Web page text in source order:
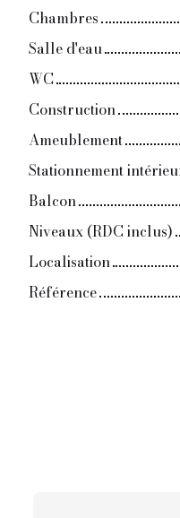
Chambres
Salle d'eau
WC
Construction
Ameublement
Stationnement
Balcon
Niveaux (RDC inclus)
Localisation
Référence